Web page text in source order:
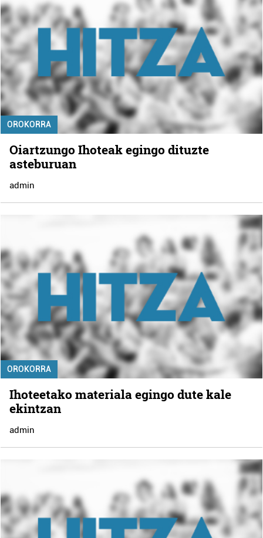
OROKORRA
Oiartzungo Ihoteak egingo dituzte
asteburuan
admin
OROKORRA
Ihoteetako materiala egingo dute kale
ekintzan
admin